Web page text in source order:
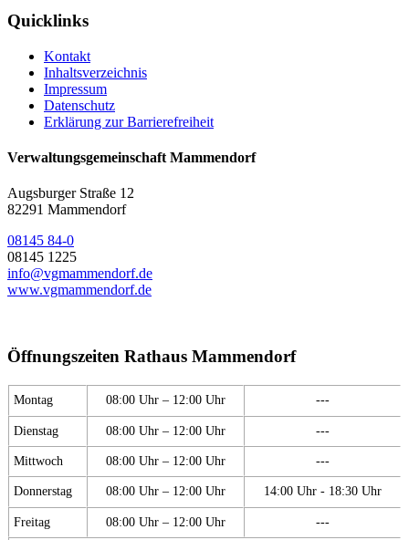
Quicklinks
Kontakt
Inhaltsverzeichnis
Impressum
Datenschutz
Erklärung zur Barrierefreiheit
Verwaltungsgemeinschaft Mammendorf
Augsburger Straße 12
82291 Mammendorf
08145 84-0
08145 1225
info@vgmammendorf.de
www.vgmammendorf.de
Öffnungszeiten Rathaus Mammendorf
Montag 08:00 Uhr – 12:00 Uhr ---
Dienstag 08:00 Uhr – 12:00 Uhr ---
Mittwoch 08:00 Uhr – 12:00 Uhr ---
Donnerstag 08:00 Uhr – 12:00 Uhr 14:00 Uhr - 18:30 Uhr
Freitag 08:00 Uhr – 12:00 Uhr ---